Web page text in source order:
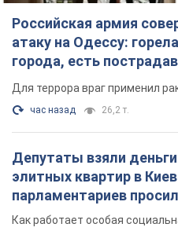
Как работает особая
пользуется
3 часа назад 48,8 т.
Российская армия
многоэтажных дома в
погибших, более 20
Враг умышленно бьет по
17 минут назад 2,6 т.